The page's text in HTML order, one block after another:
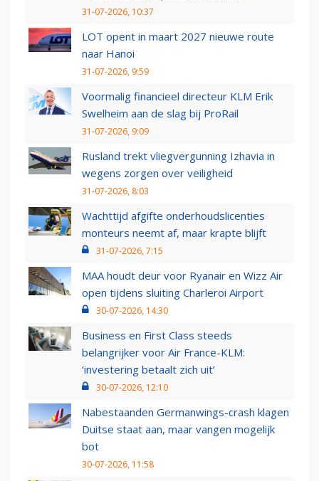
31-07-2026, 10:37
LOT opent in maart 2027 nieuwe route
naar Hanoi
31-07-2026, 9:59
Voormalig financieel directeur KLM Erik
Swelheim aan de slag bij ProRail
31-07-2026, 9:09
Rusland trekt vliegvergunning Izhavia in
wegens zorgen over veiligheid
31-07-2026, 8:03
Wachttijd afgifte onderhoudslicenties
monteurs neemt af, maar krapte blijft
31-07-2026, 7:15
MAA houdt deur voor Ryanair en Wizz Air
open tijdens sluiting Charleroi Airport
30-07-2026, 14:30
Business en First Class steeds
belangrijker voor Air France-KLM:
‘investering betaalt zich uit’
30-07-2026, 12:10
Nabestaanden Germanwings-crash klagen
Duitse staat aan, maar vangen mogelijk
bot
30-07-2026, 11:58